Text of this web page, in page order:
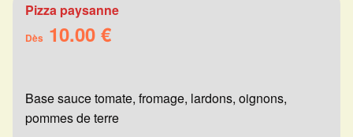
Pizza paysanne
Dès 10.00 €
Base sauce tomate, fromage, lardons, oignons,
pommes de terre